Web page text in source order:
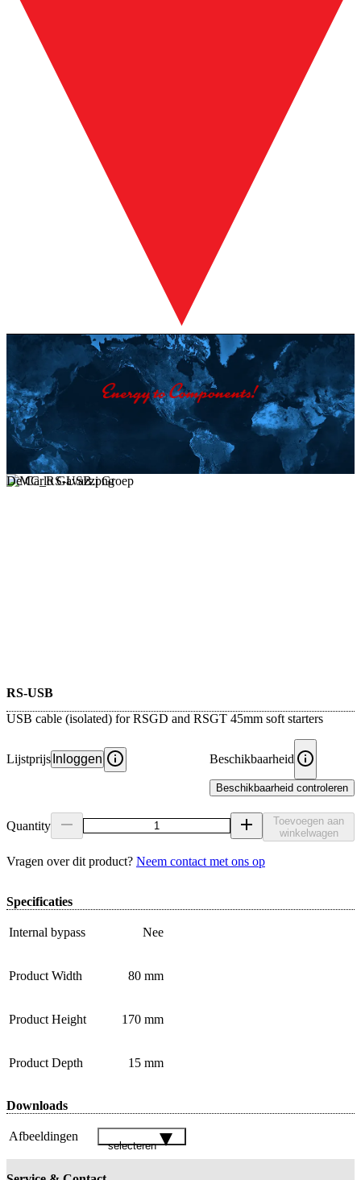
De Carlo Gavazzi Groep
RS-USB
USB cable (isolated) for RSGD and RSGT 45mm soft starters
Lijstprijs Inloggen Beschikbaarheid
Beschikbaarheid controleren
Quantity
Toevoegen aan
winkelwagen
Vragen over dit product? Neem contact met ons op
Specificaties
Internal bypass Nee
Product Width 80 mm
Product Height 170 mm
Product Depth 15 mm
Downloads
Afbeeldingen
selecteren